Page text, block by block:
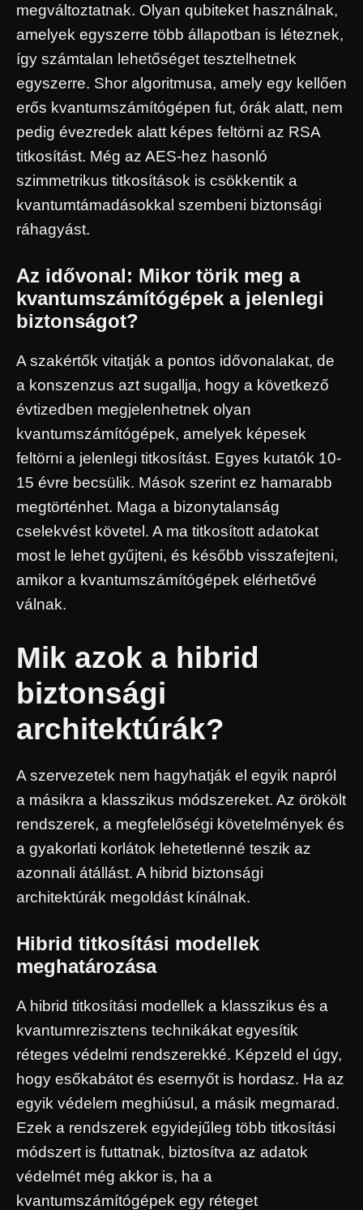
megváltoztatnak. Olyan qubiteket használnak,
amelyek egyszerre több állapotban is léteznek,
így számtalan lehetőséget tesztelhetnek
egyszerre. Shor algoritmusa, amely egy kellően
erős kvantumszámítógépen fut, órák alatt, nem
pedig évezredek alatt képes feltörni az RSA
titkosítást. Még az AES-hez hasonló
szimmetrikus titkosítások is csökkentik a
kvantumtámadásokkal szembeni biztonsági
ráhagyást.
Az idővonal: Mikor törik meg a
kvantumszámítógépek a jelenlegi
biztonságot?
A szakértők vitatják a pontos idővonalakat, de
a konszenzus azt sugallja, hogy a következő
évtizedben megjelenhetnek olyan
kvantumszámítógépek, amelyek képesek
feltörni a jelenlegi titkosítást. Egyes kutatók 10-
15 évre becsülik. Mások szerint ez hamarabb
megtörténhet. Maga a bizonytalanság
cselekvést követel. A ma titkosított adatokat
most le lehet gyűjteni, és később visszafejteni,
amikor a kvantumszámítógépek elérhetővé
válnak.
Mik azok a hibrid
biztonsági
architektúrák?
A szervezetek nem hagyhatják el egyik napról
a másikra a klasszikus módszereket. Az örökölt
rendszerek, a megfelelőségi követelmények és
a gyakorlati korlátok lehetetlenné teszik az
azonnali átállást. A hibrid biztonsági
architektúrák megoldást kínálnak.
Hibrid titkosítási modellek
meghatározása
A hibrid titkosítási modellek a klasszikus és a
kvantumrezisztens technikákat egyesítik
réteges védelmi rendszerekké. Képzeld el úgy,
hogy esőkabátot és esernyőt is hordasz. Ha az
egyik védelem meghiúsul, a másik megmarad.
Ezek a rendszerek egyidejűleg több titkosítási
módszert is futtatnak, biztosítva az adatok
védelmét még akkor is, ha a
kvantumszámítógépek egy réteget